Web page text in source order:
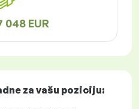
048 EUR
za vašu poziciju: